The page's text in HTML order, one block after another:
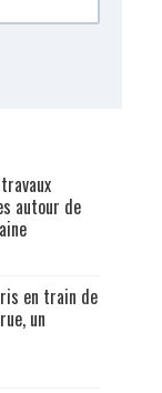
autour de
en train de
un